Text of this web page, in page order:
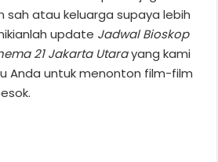
sah atau keluarga supaya lebih
update Jadwal Bioskop
21 Jakarta Utarayang kami
Anda untuk menonton film-film